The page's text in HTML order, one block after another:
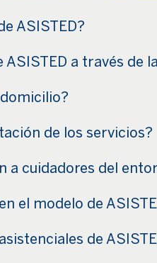
ASISTED?
a través de
de los servicios?
a cuidadores del
el modelo de
de